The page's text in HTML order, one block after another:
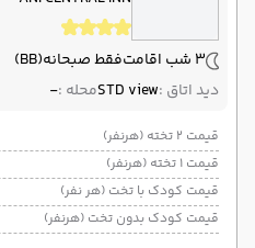
3 شب اقامت فقط صبحانه(BB)
دید اتاق :STD viewمحله :-
قیمت 2 تخته (هرنفر)
قیمت 1 تخته (هرنفر)
قیمت کودک با تخت (هر نفر)
قیمت کودک بدون تخت (هرنفر)